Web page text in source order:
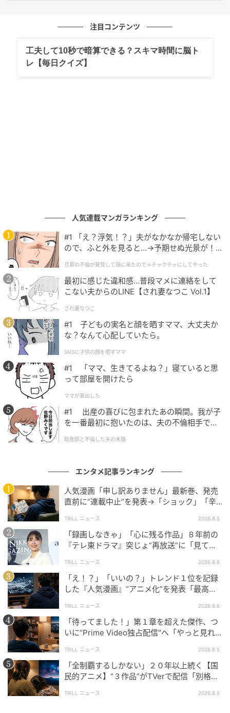
した直後の展開です。1人で店を出た蓉子を追いかけて
きた史幸が、道端で突然倒れ込んでしまいます。慌て
な」と大盛り上がり。神栖の異常な執着心がはっきり
と浮かび上がる回となりました。
第7話は5月13日（水）放送！配信もチェッ
ク！
第7話は5月13日（水）24時30分から放送予定。史幸
の弟・史奉（柾木玲弥さん）が口にした”ある言葉”に
蓉子が動揺。新たな問題が浮上するようです。先の読
めない展開から目が離せませんね！
第1話から第3話までと最新話は「TVer」にて期間限定
で無料配信中。また「U-NEXT」では独占先行配信が行
われており、第7話もすでに視聴可能です。ぜひチェッ
クしてみてはいかがでしょうか？
#1 「ママ、生きてるよね？」寝ていると思
って部屋を開けたら
の記事をもっとみる
注目コンテンツ
工夫して10秒で暗算できる？スキマ時間に脳ト
レ【毎日クイズ】
人気連載マンガランキング
#1 「え？浮気！？」夫がなかなか帰宅しない
ので、ふと外を見ると…→予期せぬ光景が！
クチャにしてやった
旦那の不倫が発覚して頭に来たのでメチャクチャにしてやった
最初に感じた違和感…普段マメに連絡をして
こない夫からのLINE【され妻なつこ Vol.1】
され妻なつこ
#1 子どもの実名と顔を晒すママ、大丈夫か
な？なんて心配していたら。
SNSに子供の顔を晒すママ
#1 「ママ、生きてるよね？」寝ていると思
って部屋を開けたら
ママが家出した
#1 出産の喜びに包まれたあの瞬間。我が子
を一番最初に抱いたのは、夫の不倫相手でし
助産師と不倫した夫の末路
エンタメ記事ランキング
人気漫画「申し訳ありません」最新巻、発売
直前に“連載中止”を発表→「ショック」「辛
TRILL ニュース 2026.8.5
「録画しなきゃ」「心に残る作品」８年前の
『テレ東ドラマ』突じょ“再放送”に「見てほ
TRILL ニュース 2026.8.6
「え！？」「いいの？」トレンド１位を記録
した『人気漫画』“アニメ化”を発表「最高す
TRILL ニュース 2026.8.6
「待ってました！」第１章を超えた傑作、つ
いに“Prime Video独占配信"へ「やっと見れ
TRILL ニュース 2026.8.5
「全制覇するしかない」２０年以上続く【国
民的アニメ】“３作品”がTVerで配信「別格」
TRILL ニュース 2026.8.5